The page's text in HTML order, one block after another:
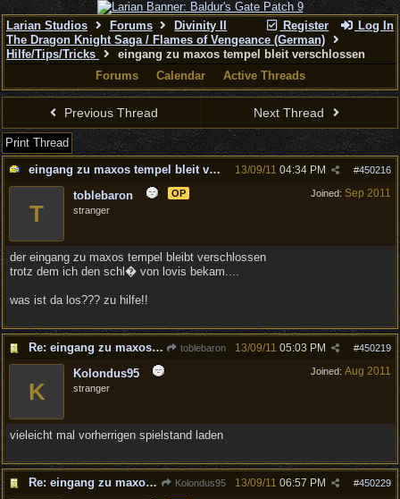
Register Log In
Larian Studios Forums
Divinity II
The Dragon Knight Saga / Flames of Vengeance (German)
Hilfe/Tips/Tricks
eingang zu maxos tempel bleit verschlossen
Forums
Calendar Active Threads
Previous Thread Next Thread
Print Thread
eingang zu maxos tempel bleit verschlossen
#450216
13/09/11 04:34 PM
Joined: Sep 2011
T
toblebaron
OP
stranger
der eingang zu maxos tempel bleibt verschlossen
trotz dem ich den schl� von lovis bekam....
was ist da los??? zu hilfe!!
Re: eingang zu maxos tempel bleit verschlossen toblebaron #450219
13/09/11 05:03 PM
Joined: Aug 2011
K
Kolondus95
stranger
vieleicht mal vorherrigen spielstand laden
Re: eingang zu maxos tempel bleit verschlossen Kolondus95 #450229
13/09/11 06:57 PM